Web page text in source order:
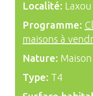
Localité:
Programme:
maisons à
Nature: Maison
Type: T4